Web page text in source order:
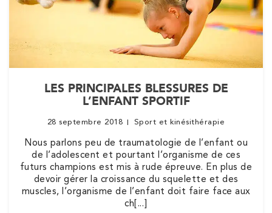
LES PRINCIPALES BLESSURES DE
L’ENFANT SPORTIF
28 septembre 2018 Sport et kinésithérapie
Nous parlons peu de traumatologie de l’enfant ou
de l’adolescent et pourtant l’organisme de ces
futurs champions est mis à rude épreuve. En plus de
devoir gérer la croissance du squelette et des
muscles, l’organisme de l’enfant doit faire face aux
ch[...]
IK Paris 8 – Saint Lazare
20 Rue de la Pépinière 75008 Paris
20 Rue de la Pépinière 75008 Paris
01 55 06 05 07
PRENEZ RDV SUR
PRENEZ RDV SUR
IK Vanves – 92
5 Rue Monge 92170 Vanves
5 Rue Monge 92170 Vanves
Kinésithérapie Balnéothérapie